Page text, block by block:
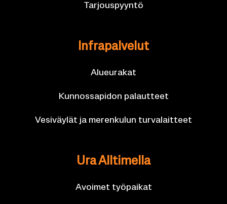
Tar­jous­pyyn­tö
In­fra­pal­ve­lut
Alueu­ra­kat
Kun­nos­sa­pi­don pa­laut­teet
Ve­si­väy­lät ja me­ren­ku­lun tur­va­lait­teet
Ura All­ti­mel­la
Avoi­met työ­pai­kat